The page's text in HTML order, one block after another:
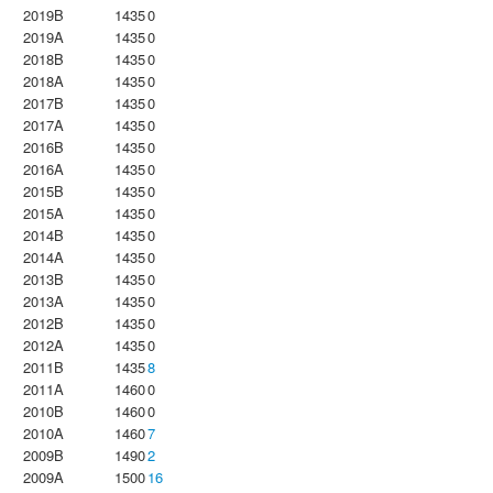
2019B
14350
2019A
14350
2018B
14350
2018A
14350
2017B
14350
2017A
14350
2016B
14350
2016A
14350
2015B
14350
2015A
14350
2014B
14350
2014A
14350
2013B
14350
2013A
14350
2012B
14350
2012A
14350
2011B
14358
2011A
14600
2010B
14600
2010A
14607
2009B
14902
2009A
150016